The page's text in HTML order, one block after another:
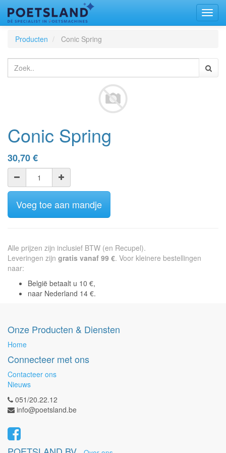
Producten
Conic Spring
Conic Spring
30,70€
Voeg toe aan mandje
Alle prijzen zijn inclusief BTW (en Recupel).
Leveringen zijn gratis vanaf 99 €. Voor kleinere bestellingen
naar:
België betaalt u 10 €,
naar Nederland 14 €.
Onze Producten & Diensten
Home
Connecteer met ons
Contacteer ons
Nieuws
051/20.22.12
info@poetsland.be